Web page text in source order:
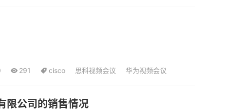
291 cisco 思科视频会议 华为视频会议
限公司的销售情况